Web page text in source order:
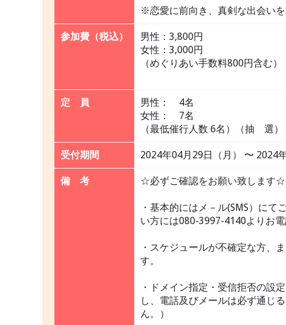
※恋愛に前向き、真剣な出会い
参加費（税込）
男性：3,800円
女性：3,000円
（めぐりあい手数料800円含む）
定 員
男性： 4名
女性： 7名
（最低催行人数 6名）（抽 選）
受付期間 2024年04月29日（月） 〜 2024
備 考 ☆必ずご確認をお願い致します☆
・基本的にはメ－ル(SMS）に
い方には080-3997-4140よりお
・スケジュールが不確定な方、
す。
・ドメイン指定・受信拒否の設
し、電話及びメールは必ず通じ
ん。）